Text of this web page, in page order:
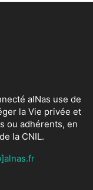
alNas use de
la Vie privée et
ou adhérents, en
la CNIL.